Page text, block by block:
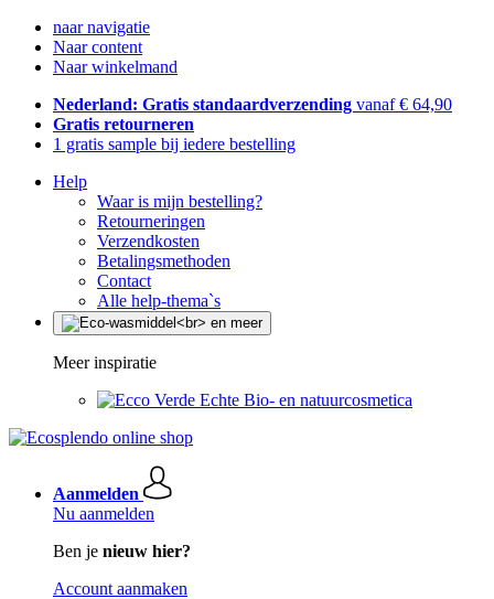
naar navigatie
Naar content
Naar winkelmand
Nederland: Gratis standaardverzending vanaf € 64,90
Gratis retourneren
1 gratis sample bij iedere bestelling
Help
Waar is mijn bestelling?
Retourneringen
Verzendkosten
Betalingsmethoden
Contact
Alle help-thema`s
Meer inspiratie
Echte Bio- en natuurcosmetica
Aanmelden
Nu aanmelden
Ben je nieuw hier?
Account aanmaken